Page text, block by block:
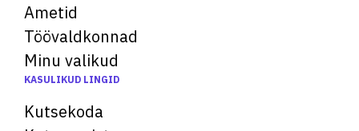
Ametid
Töövaldkonnad
Minu valikud
KASULIKUD LINGID
Kutsekoda